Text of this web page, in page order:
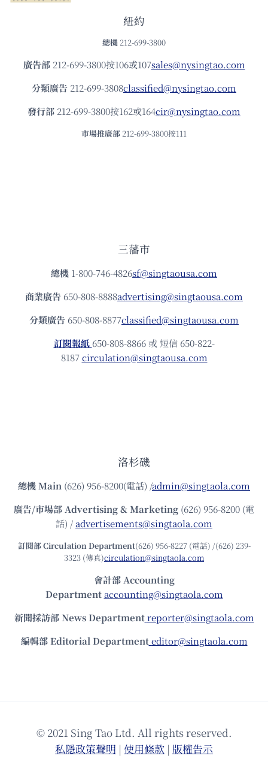
紐約
總機 212-699-3800
廣告部212-699-3800按106或107sales@nysingtao.com
分類廣告 212-699-3808classified@nysingtao.com
發⾏部 212-699-3800按162或164cir@nysingtao.com
市場推廣部 212-699-3800按111
三藩市
總機 1-800-746-4826sf@singtaousa.com
商業廣告 650-808-8888advertising@singtaousa.com
分類廣告 650-808-8877classified@singtaousa.com
訂閱報紙 650-808-8866 或 短信 650-822-
8187circulation@singtaousa.com
洛杉磯
總機Main (626) 956-8200(電話) /admin@singtaola.com
廣告/市場部Advertising & Marketing (626) 956-8200 (電
話) /advertisements@singtaola.com
訂閱部 Circulation Department(626) 956-8227 (電話) /(626) 239-
3323 (傳真)circulation@singtaola.com
會計部 Accounting
Department accounting@singtaola.com
新聞採訪部 News Department reporter@singtaola.com
編輯部 Editorial Department editor@singtaola.com
© 2021 Sing Tao Ltd. All rights reserved.
私隱政策聲明 | 使⽤條款 | 版權告⽰